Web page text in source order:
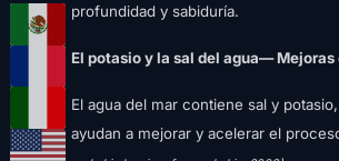
profundidad y sabiduría.
El potasio y la sal del agua— Mejoras
El agua del mar contiene sal y
ayudan a mejorar y acelerar el